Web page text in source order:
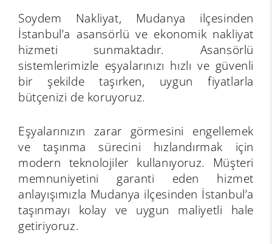
Soydem Nakliyat, Mudanya ilçesinden
İstanbul’a asansörlü ve ekonomik nakliyat
hizmeti sunmaktadır. Asansörlü
sistemlerimizle eşyalarınızı hızlı ve güvenli
bir şekilde taşırken, uygun fiyatlarla
bütçenizi de koruyoruz.
Eşyalarınızın zarar görmesini engellemek
ve taşınma sürecini hızlandırmak için
modern teknolojiler kullanıyoruz. Müşteri
memnuniyetini garanti eden hizmet
anlayışımızla Mudanya ilçesinden İstanbul’a
taşınmayı kolay ve uygun maliyetli hale
getiriyoruz.